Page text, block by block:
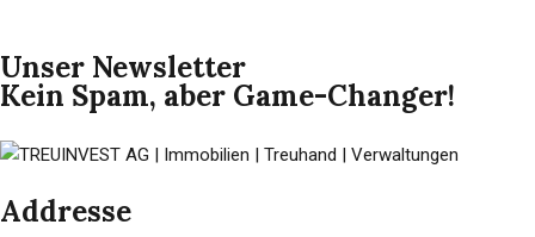
Unser Newsletter
Kein Spam, aber Game-Changer!
Addresse